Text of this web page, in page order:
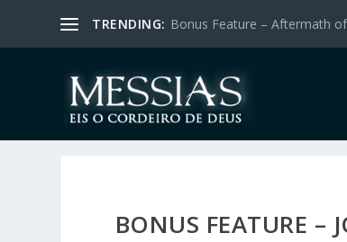
TRENDING: Bonus Feature – Aftermath
BONUS FEATURE –